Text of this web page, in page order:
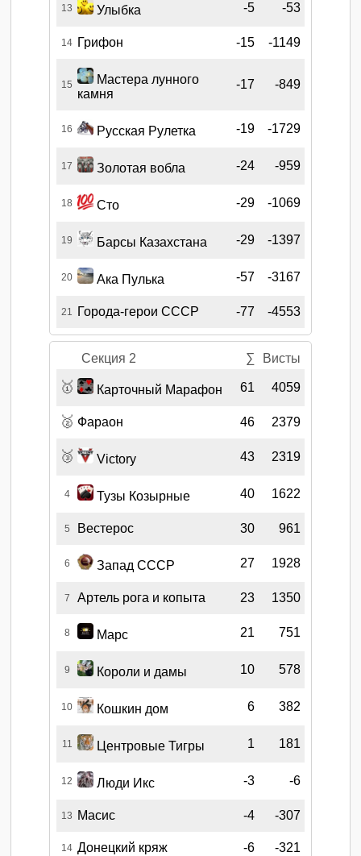
13 Улыбка -5 -53
14 Грифон -15 -1149
15
Мастера лунного
камня
-17 -849
16 Русская Рулетка -19 -1729
17 Золотая вобла -24 -959
18 Сто -29 -1069
19 Барсы Казахстана -29 -1397
20 Ака Пулька -57 -3167
21 Города-герои СССР -77 -4553
Секция 2 ∑ Висты
🥇 Карточный Марафон 61 4059
🥈 Фараон 46 2379
🥉 Victory 43 2319
4 Тузы Козырные 40 1622
5 Вестерос 30 961
6 Запад СССР 27 1928
7 Артель рога и копыта 23 1350
8 Марс 21 751
9 Короли и дамы 10 578
10 Кошкин дом 6 382
11 Центровые Тигры 1 181
12 Люди Икс -3 -6
13 Масис -4 -307
14 Донецкий кряж -6 -321